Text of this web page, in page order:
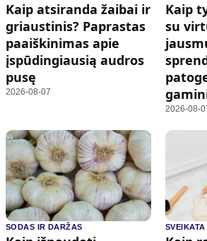
Kaip atsiranda žaibai ir
griaustinis? Paprastas
paaiškinimas apie
įspūdingiausią audros
pusę
2026-08-07
Kaip
su
2026-08-
SODAS IR DARŽAS